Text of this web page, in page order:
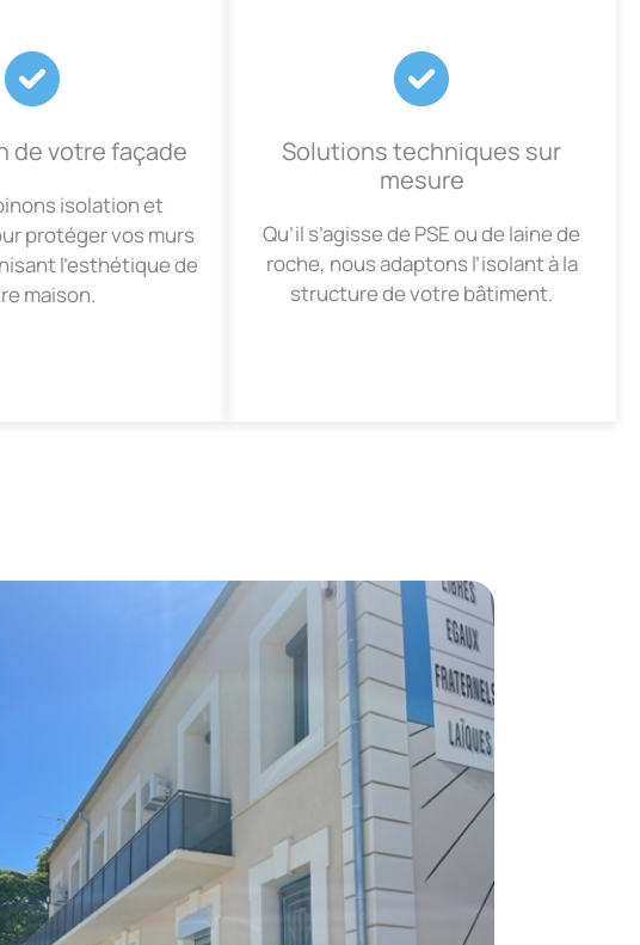
de votre façade
isolation et
protéger vos murs
l’esthétique de
maison.
Solutions techniques sur
mesure
Qu’il s’agisse de PSE ou de laine de
roche, nous adaptons l’isolant à la
structure de votre bâtiment.